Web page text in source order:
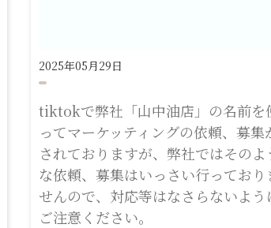
2025年05月29日
tiktokで弊社「山中油店」の名前を
ってマーケッティングの依頼、募集
されておりますが、弊社ではそのよ
な依頼、募集はいっさい行っており
せんので、対応等はなさらないよう
ご注意ください。